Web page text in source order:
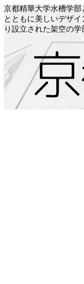
京都精華大学水槽学
とともに美しいデザ
り設立された架空の学